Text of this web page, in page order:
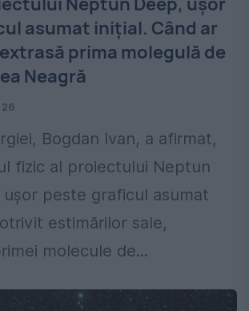
asumat inițial. Când ar
prima molegulă de
Neagră
Bogdan Ivan, a afirmat,
fizic al proiectului Neptun
ușor peste graficul asumat
estimărilor sale,
molecule de...